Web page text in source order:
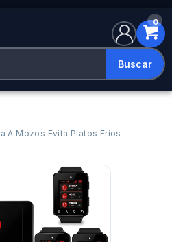
Buscar
0
A Mozos Evita Platos Fríos